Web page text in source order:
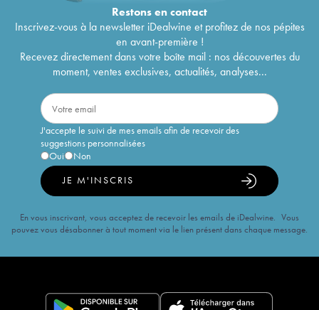
Restons encontact
Inscrivez-vous à la newsletter iDealwine et profitez de nos pépites
en avant-première !
Recevez directement dans votre boîte mail : nos découvertes du
moment, ventes exclusives, actualités, analyses...
J'accepte le suivi de mes emails afin de recevoir des
suggestions personnalisées
Oui
Non
JE M'INSCRIS
En vous inscrivant, vous acceptez de recevoir les emails de iDealwine. Vous
pouvez vous désabonner à tout moment via le lien présent dans chaque message.